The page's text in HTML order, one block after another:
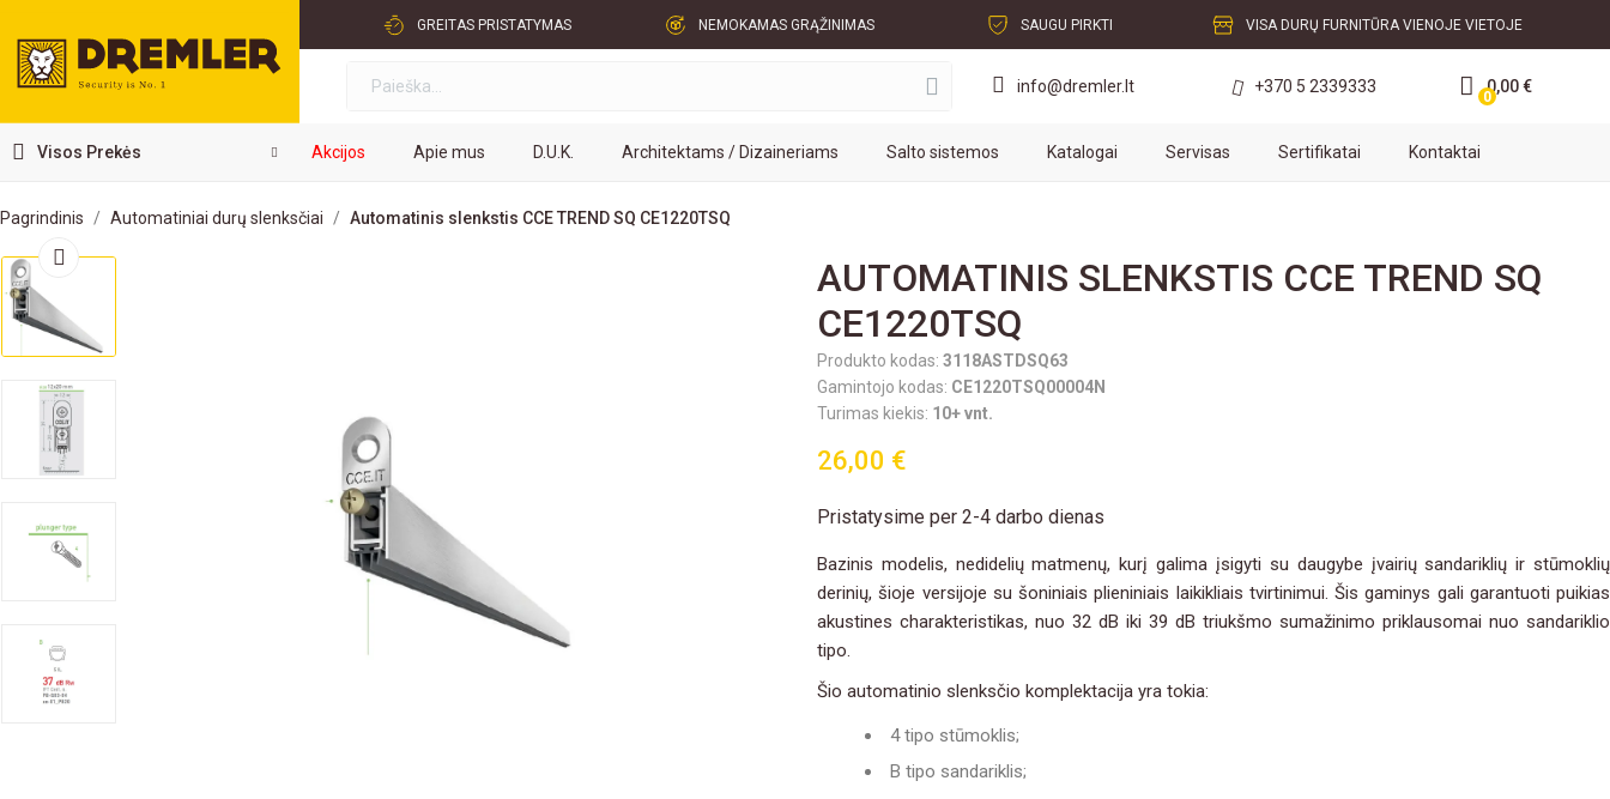
GREITAS PRISTATYMAS NEMOKAMAS GRĄŽINIMAS SAUGU PIRKTI VISA DURŲ FURNITŪRA VIENOJE VIETOJE
info@dremler.lt +370 5 2339333 0,00 €
0
Visos Prekės Akcijos Apie mus D.U.K. Architektams / Dizaineriams Salto sistemos Katalogai Servisas Sertifikatai Kontaktai
Pagrindinis Automatiniai durų slenksčiai Automatinis slenkstis CCE TREND SQ CE1220TSQ
AUTOMATINIS SLENKSTIS CCE TREND SQ
CE1220TSQ
Produkto kodas: 3118ASTDSQ63
Gamintojo kodas: CE1220TSQ00004N
Turimas kiekis: 10+ vnt.
26,00 €
Pristatysime per 2-4 darbo dienas
Bazinis modelis, nedidelių matmenų, kurį galima įsigyti su daugybe įvairių sandariklių ir stūmoklių
derinių, šioje versijoje su šoniniais plieniniais laikikliais tvirtinimui. Šis gaminys gali garantuoti puikias
akustines charakteristikas, nuo 32 dB iki 39 dB triukšmo sumažinimo priklausomai nuo sandariklio
tipo.
Šio automatinio slenksčio komplektacija yra tokia:
4 tipo stūmoklis;
B tipo sandariklis;